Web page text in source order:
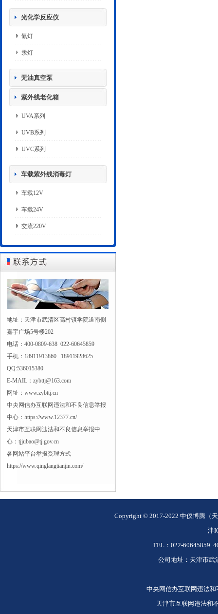
光化学反应仪
氙灯
汞灯
无油真空泵
紫外线老化箱
UVA系列
UVB系列
UVC系列
车载紫外线消毒灯
车载12V
车载24V
交流220V
地址：天津市武清区高村镇学院道南侧
嘉宇广场5号楼202
电话：400-0809-638 022-60645859
手机：18911913860 18911928625
QQ:536015380
E-MAIL：zybttj@163.com
网址：www.zybttj.cn
中央网信办互联网违法和不良信息举报
中心：https://www.12377.cn/
天津市互联网违法和不良信息举报中
心：tjjubao@tj.gov.cn
各网站平台举报受理方式
https://www.qinglangtianjin.com/
Copyright © 2017-2022 中仪博腾（
津
TEL：022-60645859
公司地址：天津市武
中央网信办互联网违法和
天津市互联网违法和